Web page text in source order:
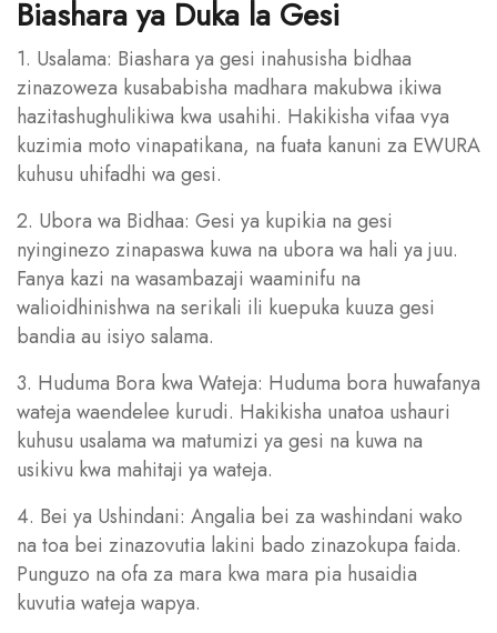
Biashara ya Duka la Gesi
1. Usalama: Biashara ya gesi inahusisha bidhaa
zinazoweza kusababisha madhara makubwa ikiwa
hazitashughulikiwa kwa usahihi. Hakikisha vifaa vya
kuzimia moto vinapatikana, na fuata kanuni za EWURA
kuhusu uhifadhi wa gesi.
2. Ubora wa Bidhaa: Gesi ya kupikia na gesi
nyinginezo zinapaswa kuwa na ubora wa hali ya juu.
Fanya kazi na wasambazaji waaminifu na
walioidhinishwa na serikali ili kuepuka kuuza gesi
bandia au isiyo salama.
3. Huduma Bora kwa Wateja: Huduma bora huwafanya
wateja waendelee kurudi. Hakikisha unatoa ushauri
kuhusu usalama wa matumizi ya gesi na kuwa na
usikivu kwa mahitaji ya wateja.
4. Bei ya Ushindani: Angalia bei za washindani wako
na toa bei zinazovutia lakini bado zinazokupa faida.
Punguzo na ofa za mara kwa mara pia husaidia
kuvutia wateja wapya.